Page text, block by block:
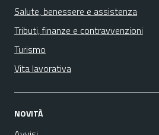
Salute, benessere e assistenza
Tributi, finanze e contravvenzioni
Turismo
Vita lavorativa
NOVITÀ